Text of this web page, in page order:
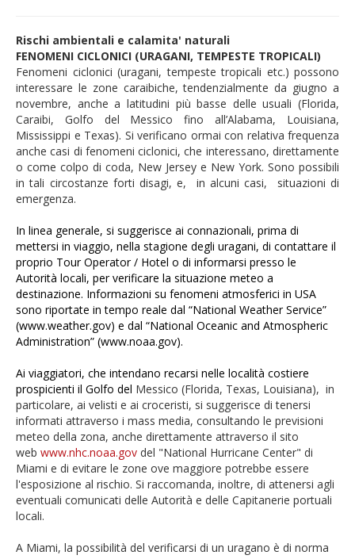
Rischi ambientali e calamita' naturali
FENOMENI CICLONICI (URAGANI, TEMPESTE TROPICALI)
Fenomeni ciclonici (uragani, tempeste tropicali etc.) possono
interessare le zone caraibiche, tendenzialmente da giugno a
novembre, anche a latitudini più basse delle usuali (Florida,
Caraibi, Golfo del Messico fino all’Alabama, Louisiana,
Mississippi e Texas). Si verificano ormai con relativa frequenza
anche casi di fenomeni ciclonici, che interessano, direttamente
o come colpo di coda, New Jersey e New York. Sono possibili
in tali circostanze forti disagi, e, in alcuni casi, situazioni di
emergenza.
In linea generale, si suggerisce ai connazionali, prima di
mettersi in viaggio, nella stagione degli uragani, di contattare il
proprio Tour Operator / Hotel o di informarsi presso le
Autorità locali, per verificare la situazione meteo a
destinazione. Informazioni su fenomeni atmosferici in USA
sono riportate in tempo reale dal “National Weather Service”
(www.weather.gov) e dal “National Oceanic and Atmospheric
Administration” (www.noaa.gov).
Ai viaggiatori, che intendano recarsi nelle località costiere
prospicienti il Golfo del Messico (Florida, Texas, Louisiana), in
particolare, ai velisti e ai croceristi, si suggerisce di tenersi
informati attraverso i mass media, consultando le previsioni
meteo della zona, anche direttamente attraverso il sito
web www.nhc.noaa.gov del "National Hurricane Center" di
Miami e di evitare le zone ove maggiore potrebbe essere
l'esposizione al rischio. Si raccomanda, inoltre, di attenersi agli
eventuali comunicati delle Autorità e delle Capitanerie portuali
locali.
A Miami, la possibilità del verificarsi di un uragano è di norma